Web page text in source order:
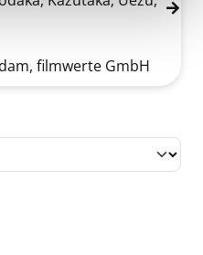
filmwerte GmbH